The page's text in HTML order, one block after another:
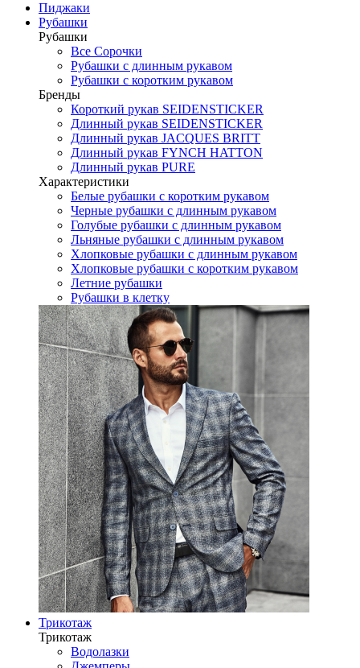
Пиджаки
Рубашки
Рубашки
Все Сорочки
Рубашки с длинным рукавом
Рубашки с коротким рукавом
Бренды
Короткий рукав SEIDENSTICKER
Длинный рукав SEIDENSTICKER
Длинный рукав JAСQUES BRITT
Длинный рукав FYNCH HATTON
Длинный рукав PURE
Характеристики
Белые рубашки с коротким рукавом
Черные рубашки с длинным рукавом
Голубые рубашки с длинным рукавом
Льняные рубашки с длинным рукавом
Хлопковые рубашки с длинным рукавом
Хлопковые рубашки с коротким рукавом
Летние рубашки
Рубашки в клетку
Трикотаж
Трикотаж
Водолазки